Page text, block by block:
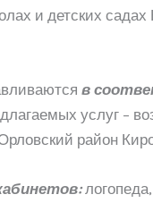
и детских садах
в
услуг –
район